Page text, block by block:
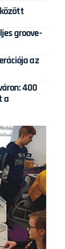
groove-
az
400
a